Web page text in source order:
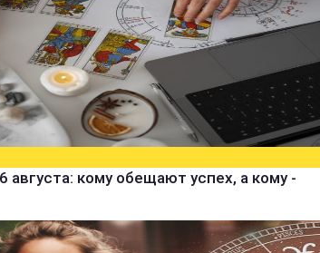
августа: кому обещают успех, а кому -